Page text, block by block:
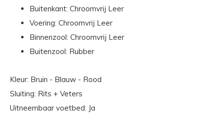
Buitenkant: Chroomvrij Leer
Voering: Chroomvrij Leer
Binnenzool: Chroomvrij Leer
Buitenzool: Rubber
Kleur: Bruin - Blauw - Rood
Sluiting: Rits + Veters
Uitneembaar voetbed: Ja